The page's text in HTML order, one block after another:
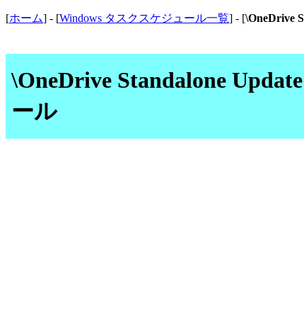
[ホーム] - [Windows タスクスケジュール一覧] - [\OneDrive
\OneDrive Standalone
ール